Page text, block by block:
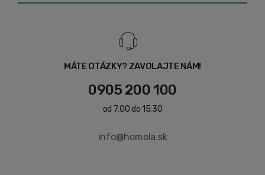
MÁTE OTÁZKY? ZAVOLAJTE NÁM!
0905 200 100
od 7:00 do 15:30
info@homola.sk